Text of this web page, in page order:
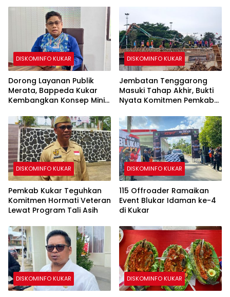
DISKOMINFO KUKAR
Dorong Layanan Publik
Merata, Bappeda Kukar
Kembangkan Konsep Mini
DISKOMINFO KUKAR
Jembatan Tenggarong
Masuki Tahap Akhir, Bukti
Nyata Komitmen Pemkab
Terpadu
DISKOMINFO KUKAR
Pemkab Kukar Teguhkan
Komitmen Hormati Veteran
Lewat Program Tali Asih
DISKOMINFO KUKAR
115 Offroader Ramaikan
Event Blukar Idaman ke-4
di Kukar
DISKOMINFO KUKAR DISKOMINFO KUKAR